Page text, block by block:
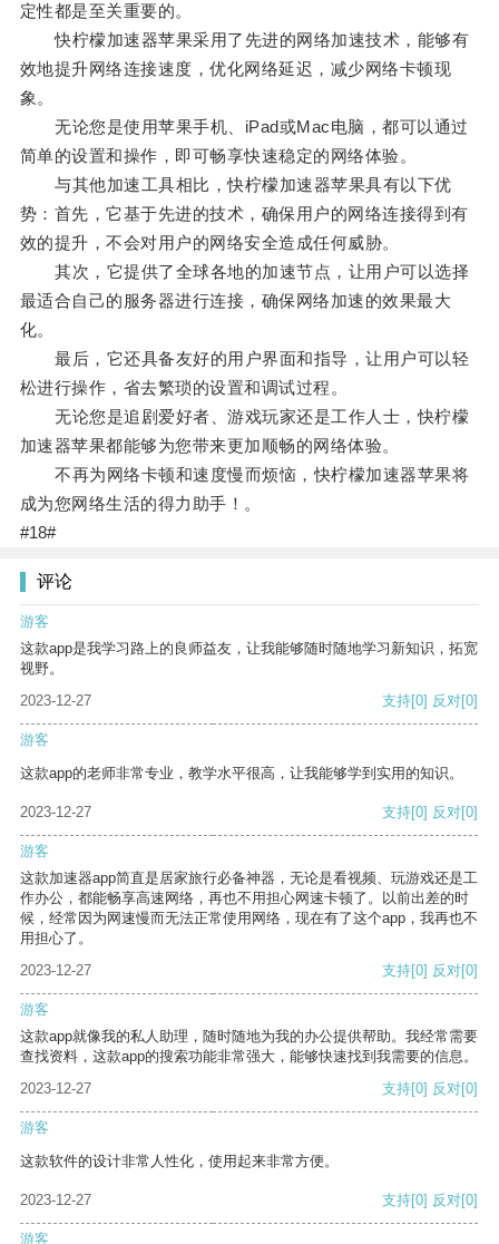
定性都是至关重要的。
快柠檬加速器苹果采用了先进的网络加速技术，能够有
效地提升网络连接速度，优化网络延迟，减少网络卡顿现
象。
无论您是使用苹果手机、iPad或Mac电脑，都可以通过
简单的设置和操作，即可畅享快速稳定的网络体验。
与其他加速工具相比，快柠檬加速器苹果具有以下优
势：首先，它基于先进的技术，确保用户的网络连接得到有
效的提升，不会对用户的网络安全造成任何威胁。
其次，它提供了全球各地的加速节点，让用户可以选择
最适合自己的服务器进行连接，确保网络加速的效果最大
化。
最后，它还具备友好的用户界面和指导，让用户可以轻
松进行操作，省去繁琐的设置和调试过程。
无论您是追剧爱好者、游戏玩家还是工作人士，快柠檬
加速器苹果都能够为您带来更加顺畅的网络体验。
不再为网络卡顿和速度慢而烦恼，快柠檬加速器苹果将
成为您网络生活的得力助手！。
#18#
评论
游客
这款app是我学习路上的良师益友，让我能够随时随地学习新知识，拓宽
视野。
2023-12-27
支持[0] 反对[0]
游客
这款app的老师非常专业，教学水平很高，让我能够学到实用的知识。
2023-12-27 支持[0] 反对[0]
游客
这款加速器app简直是居家旅行必备神器，无论是看视频、玩游戏还是工
作办公，都能畅享高速网络，再也不用担心网速卡顿了。以前出差的时
候，经常因为网速慢而无法正常使用网络，现在有了这个app，我再也不
用担心了。
2023-12-27
支持[0] 反对[0]
游客
这款app就像我的私人助理，随时随地为我的办公提供帮助。我经常需要
查找资料，这款app的搜索功能非常强大，能够快速找到我需要的信息。
2023-12-27
支持[0] 反对[0]
游客
这款软件的设计非常人性化，使用起来非常方便。
2023-12-27 支持[0] 反对[0]
游客